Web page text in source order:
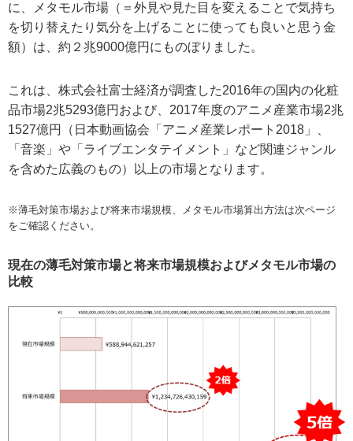
に、メタモル市場（＝外見や見た目を変えることで気持ち
を切り替えたり気分を上げることに使っても良いと思う金
額）は、約２兆9000億円にものぼりました。
これは、株式会社富士経済が調査した2016年の国内の化粧
品市場2兆5293億円および、2017年度のアニメ産業市場2兆
1527億円（日本動画協会「アニメ産業レポート2018」、
「音楽」や「ライブエンタテイメント」など関連ジャンル
を含めた広義のもの）以上の市場となります。
※薄毛対策市場および将来市場規模、メタモル市場算出方法は次ページ
をご確認ください。
現在の薄毛対策市場と将来市場規模およびメタモル市場の
比較